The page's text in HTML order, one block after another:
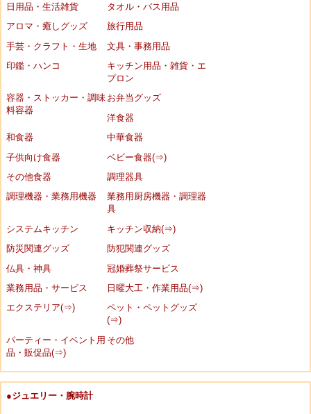
日用品・生活雑貨
タオル・バス用品
アロマ・癒しグッズ
旅行用品
手芸・クラフト・生地
文具・事務用品
印鑑・ハンコ
キッチン用品・雑貨・エ
プロン
容器・ストッカー・調味
料容器
お弁当グッズ
洋食器
和食器
中華食器
子供向け食器
ベビー食器(⇒)
その他食器
調理器具
調理機器・業務用機器
業務用厨房機器・調理器
具
システムキッチン
キッチン収納(⇒)
防災関連グッズ
防犯関連グッズ
仏具・神具
冠婚葬祭サービス
業務用品・サービス
日曜大工・作業用品(⇒)
エクステリア(⇒)
ペット・ペットグッズ
(⇒)
パーティー・イベント用
品・販促品(⇒)
その他
●ジュエリー・腕時計